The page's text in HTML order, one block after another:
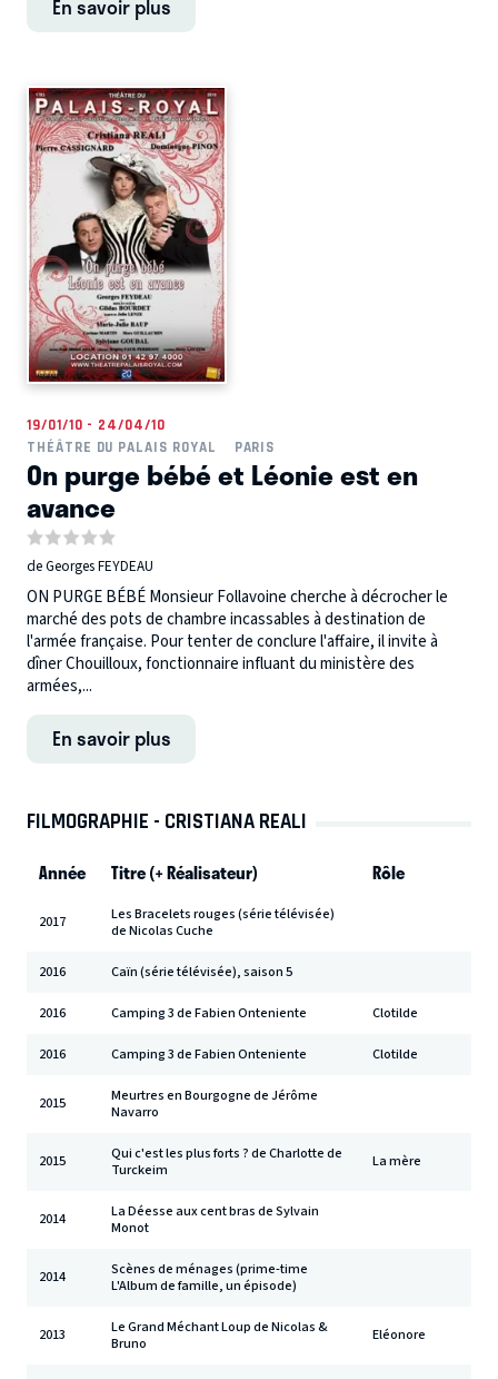
En savoir plus
19/01/10 - 24/04/10
THÉÂTRE DU PALAIS ROYAL
PARIS
On purge bébé et Léonie est en
avance
de Georges FEYDEAU
ON PURGE BÉBÉ Monsieur Follavoine cherche à décrocher le
marché des pots de chambre incassables à destination de
l'armée française. Pour tenter de conclure l'affaire, il invite à
dîner Chouilloux, fonctionnaire influant du ministère des
armées,...
En savoir plus
FILMOGRAPHIE - CRISTIANA REALI
Année Titre (+ Réalisateur) Rôle
2017
Les Bracelets rouges (série télévisée)
de Nicolas Cuche
2016 Caïn (série télévisée), saison 5
2016 Camping 3 de Fabien Onteniente Clotilde
2016 Camping 3 de Fabien Onteniente Clotilde
2015
Meurtres en Bourgogne de Jérôme
Navarro
2015
Qui c'est les plus forts ? de Charlotte de
Turckeim
La mère
2014
La Déesse aux cent bras de Sylvain
Monot
2014
Scènes de ménages (prime-time
L'Album de famille, un épisode)
2013
Le Grand Méchant Loup de Nicolas &
Bruno
Eléonore